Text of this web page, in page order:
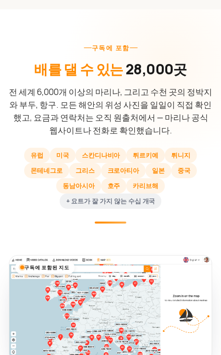
구독에 포함
배를 댈 수 있는28,000곳
전 세계 6,000개 이상의 마리나, 그리고 수천 곳의 정박지
와 부두, 항구. 모든 해안의 위성 사진을 일일이 직접 확인
했고, 요금과 연락처는 오직 원출처에서 — 마리나 공식
웹사이트나 전화로 확인했습니다.
유럽 미국 스칸디나비아 튀르키예
튀니지
몬테네그로
그리스 크로아티아 일본
중국
동남아시아
호주
카리브해
+ 요트가 잘 가지 않는 수십 개국
구독에 포함된 지도